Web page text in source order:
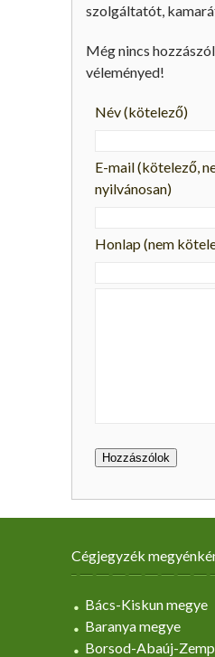
szolgáltatót,
Még nincs
véleményed!
Név(kötelező)
E-mail(kötelező,
nyilvánosan)
Honlap (nem
Cégjegyzék
Bács-Kiskun megye
Baranya megye
Borsod-Abaúj-